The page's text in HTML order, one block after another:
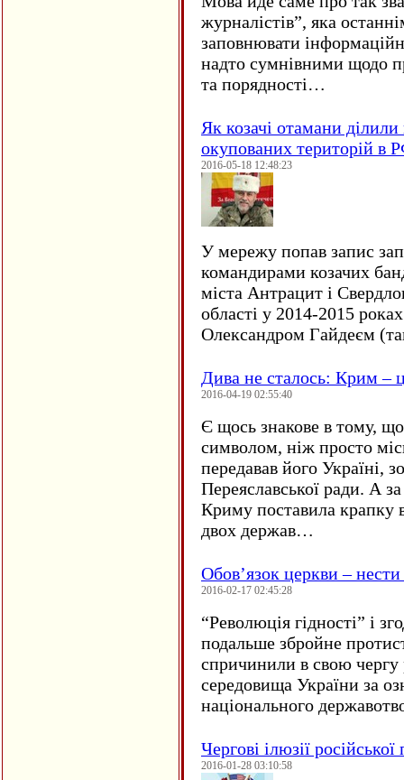
журналістів”, яка
заповнювати
надто сумнівними щодо
та порядності…
Як козачі отамани
окупованих територій в
2016-05-18 12:48:23
У мережу попав запис
командирами козачих
міста Антрацит і
області у 2014-2015
Олександром Гайдеєм
Дива не сталось: Крим –
2016-04-19 02:55:40
Є щось знакове в тому, що
символом, ніж просто
передавав його Україні,
Переяславської ради. А
Криму поставила крапку
двох держав…
Обов’язок церкви –
2016-02-17 02:45:28
“Революція гідності” і
подальше збройне
спричинили в свою чергу
середовища України за
національного
Чергові ілюзії
2016-01-28 03:10:58